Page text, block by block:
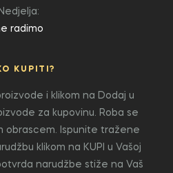
Nedjelja:
radimo
KUPITI?
i klikom na Dodaj u
za kupovinu. Roba se
obrascem. Ispunite tražene
klikom na KUPI u Vašoj
narudžbe stiže na Vaš